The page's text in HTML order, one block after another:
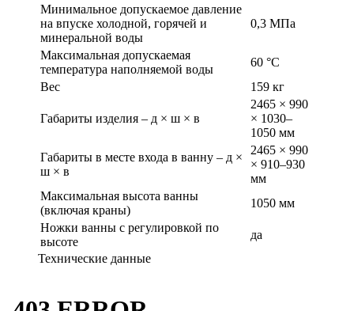
Минимальное допускаемое давление
на впуске холодной, горячей и
минеральной воды
0,3 МПа
Максимальная допускаемая
температура наполняемой воды
60 °C
Вес
159 кг
Габариты изделия – д × ш × в
2465 × 990
× 1030–
1050 мм
Габариты в месте входа в ванну – д ×
ш × в
2465 × 990
× 910–930
мм
Максимальная высота ванны
(включая краны)
1050 мм
Ножки ванны с регулировкой по
высоте
да
Технические данные